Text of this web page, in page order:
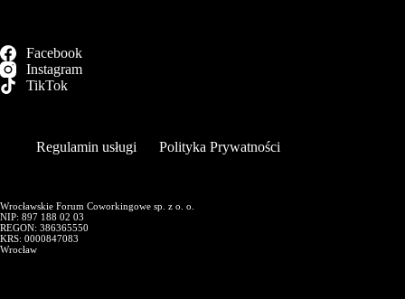
Facebook
Instagram
TikTok
Regulamin usługi Polityka Prywatności
Wrocławskie Forum Coworkingowe sp. z o. o.
NIP: 897 188 02 03
REGON: 386365550
KRS: 0000847083
Wrocław